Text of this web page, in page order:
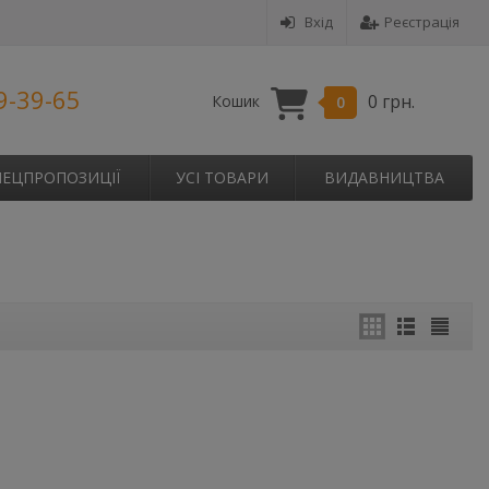
Вхід Реєстрація
39-65 Кошик 0 0 грн.
УСІ ТОВАРИ ВИДАВНИЦТВА